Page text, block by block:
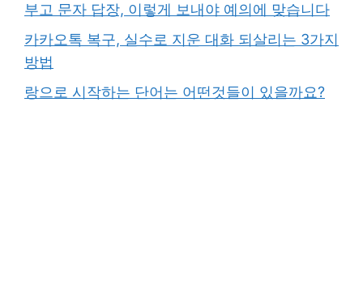
부고 문자 답장, 이렇게 보내야 예의에 맞습니다
카카오톡 복구, 실수로 지운 대화 되살리는 3가지
방법
랑으로 시작하는 단어는 어떤것들이 있을까요?